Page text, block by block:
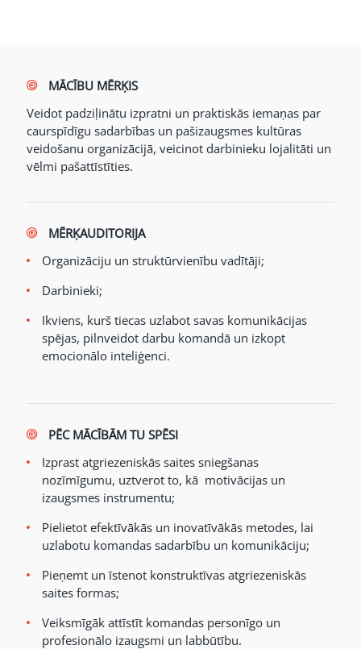
MĀCĪBU MĒRĶIS
Veidot padziļinātu izpratni un praktiskās iemaņas par
caurspīdīgu sadarbības un pašizaugsmes kultūras
veidošanu organizācijā, veicinot darbinieku lojalitāti un
vēlmi pašattīstīties.
MĒRĶAUDITORIJA
Organizāciju un struktūrvienību vadītāji;
Darbinieki;
Ikviens, kurš tiecas uzlabot savas komunikācijas
spējas, pilnveidot darbu komandā un izkopt
emocionālo inteliģenci.
PĒC MĀCĪBĀM TU SPĒSI
Izprast atgriezeniskās saites sniegšanas
nozīmīgumu, uztverot to, kā motivācijas un
izaugsmes instrumentu;
Pielietot efektīvākās un inovatīvākās metodes, lai
uzlabotu komandas sadarbību un komunikāciju;
Pieņemt un īstenot konstruktīvas atgriezeniskās
saites formas;
Veiksmīgāk attīstīt komandas personīgo un
profesionālo izaugsmi un labbūtību.